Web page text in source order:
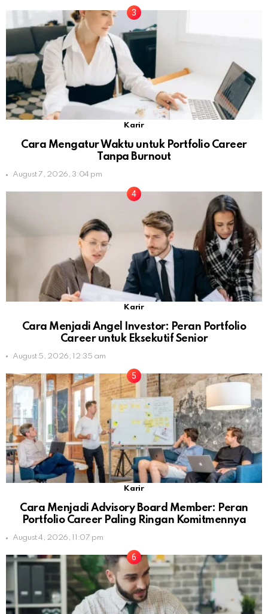
Karir
Cara Mengatur Waktu untuk Portfolio Career
Tanpa Burnout
August 7, 2026, 3:04 pm
Karir
Cara Menjadi Angel Investor: Peran Portfolio
Career untuk Eksekutif Senior
August 5, 2026, 12:35 am
Karir
Cara Menjadi Advisory Board Member: Peran
Portfolio Career Paling Ringan Komitmennya
August 4, 2026, 11:07 pm